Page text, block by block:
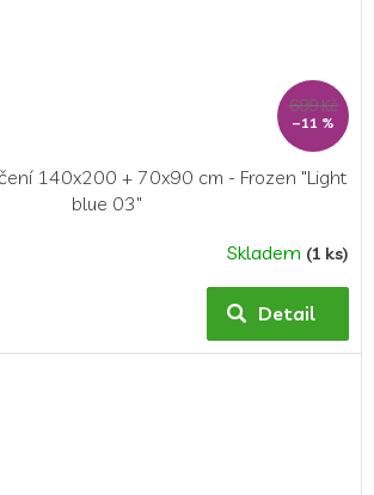
699 Kč
–11 %
140x200 + 70x90 cm - Frozen "Light
blue 03"
Skladem (1 ks)
Detail